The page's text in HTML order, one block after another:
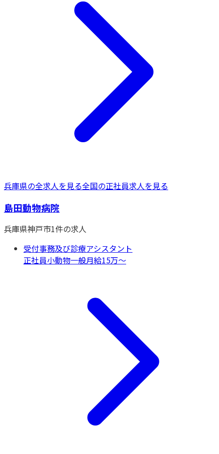
兵庫県の全求人を見る全国の正社員求人を見る
島田動物病院
兵庫県神戸市1件の求人
受付事務及び診療アシスタント
正社員小動物一般月給15万〜